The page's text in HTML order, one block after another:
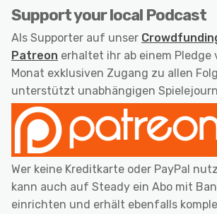
Support your local Podcast
Als Supporter auf unser
Patreon erhaltet ihr ab einem Pledge
Monat exklusiven Zugang zu allen
unterstützt unabhängigen
Wer keine Kreditkarte oder PayPal
kann auch auf Steady ein Abo mit
einrichten und erhält ebenfalls